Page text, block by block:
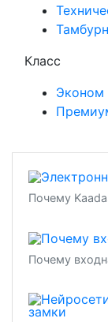
Класс
Эконом
Почему
Почему